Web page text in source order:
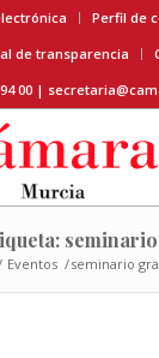
Perfil de
de transparencia
00 |
Eventos /seminario